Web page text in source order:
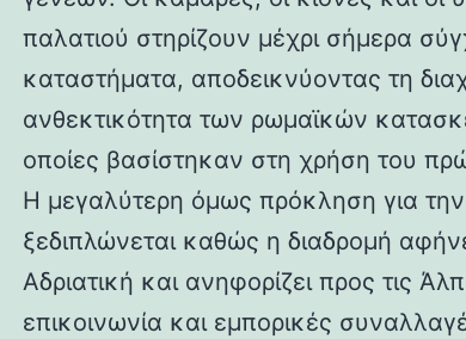
παλατιού στηρίζουν μέχρι σήμερα
καταστήματα, αποδεικνύοντας τη
ανθεκτικότητα των ρωμαϊκών
οποίες βασίστηκαν στη χρήση του
Η μεγαλύτερη όμως πρόκληση για
ξεδιπλώνεται καθώς η διαδρομή
Αδριατική και ανηφορίζει προς τις
επικοινωνία και εμπορικές